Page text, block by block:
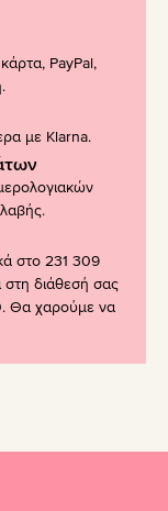
PayPal,
με Klarna.
στο 231 309
στη διάθεσή σας
Θα χαρούμε να